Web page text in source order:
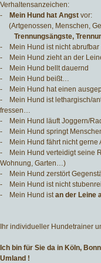
Verhaltensanzeichen:
-
Mein Hund hat Angst vor:
(Artgenossen, Menschen,
Trennungsängste,
- Mein Hund ist nicht abrufbar
- Mein Hund zieht an der
- Mein Hund bellt dauernd
- Mein Hund beißt…
- Mein Hund hat einen
- Mein Hund ist lethargisch/
fressen…
- Mein Hund läuft Joggern/
- Mein Hund springt
- Mein Hund fährt nicht gerne
- Mein Hund verteidigt seine
Wohnung, Garten…)
- Mein Hund zerstört
- Mein Hund ist nicht
- Mein Hund istan der Leine
Ihr individueller Hundetrainer
Ich bin für Sie da in Köln,
Umland !